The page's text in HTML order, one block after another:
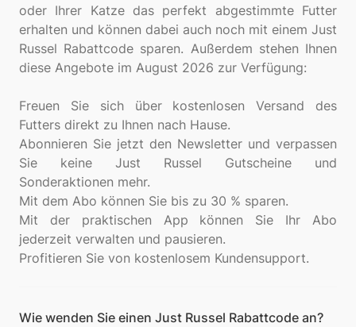
oder Ihrer Katze das perfekt abgestimmte Futter
erhalten und können dabei auch noch mit einem Just
Russel Rabattcode sparen. Außerdem stehen Ihnen
diese Angebote im August 2026 zur Verfügung:
Freuen Sie sich über kostenlosen Versand des
Futters direkt zu Ihnen nach Hause.
Abonnieren Sie jetzt den Newsletter und verpassen
Sie keine Just Russel Gutscheine und
Sonderaktionen mehr.
Mit dem Abo können Sie bis zu 30 % sparen.
Mit der praktischen App können Sie Ihr Abo
jederzeit verwalten und pausieren.
Wie wenden Sie einen Just Russel Rabattcode an?